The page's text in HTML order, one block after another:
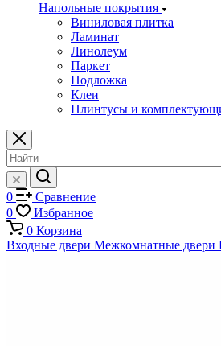
Напольные покрытия
Виниловая плитка
Ламинат
Линолеум
Паркет
Подложка
Клеи
Плинтусы и
0
Сравнение
0
Избранное
0 Корзина
Входные двери Межкомнатные двери